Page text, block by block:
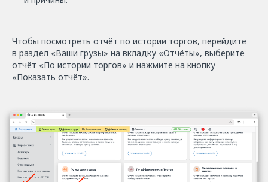
Чтобы посмотреть отчёт по истории торгов, перейдите
в раздел «Ваши грузы» на вкладку «Отчёты», выберите
отчёт «По истории торгов» и нажмите на кнопку
«Показать отчёт».